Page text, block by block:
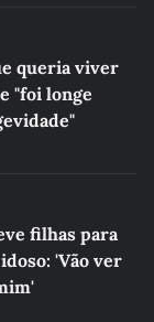
queria viver
"foi longe
filhas para
'Vão ver